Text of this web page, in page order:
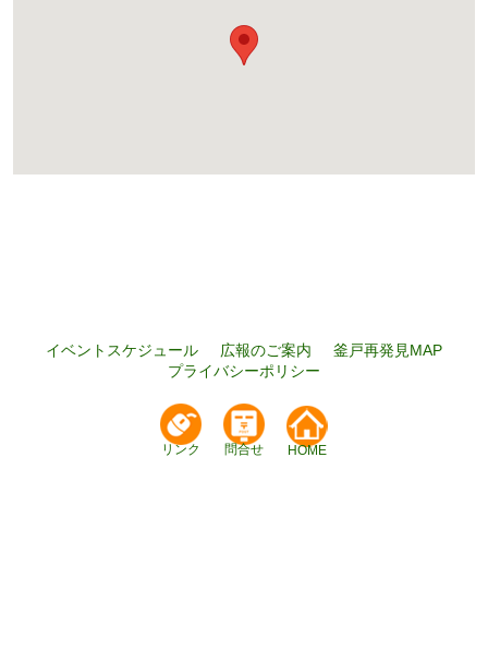
イベントスケジュール 広報のご案内
釜戸再発見MAP
プライバシーポリシー
リンク 問合せ HOME